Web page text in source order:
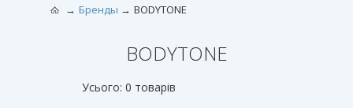
Бренды BODYTONE
BODYTONE
Усього: 0 товарів